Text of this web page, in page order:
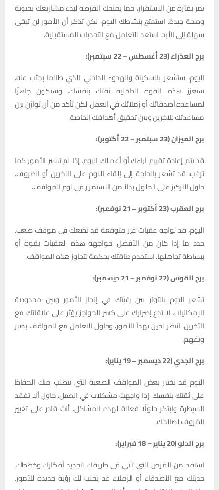
تمر بفترة من الاستقرار، مما يمنحك الفرصة لبدء مشاريعك بحيوية
وصحة جيدة. استمتع بنشاطك اليوم، لكن تذكر أن الأمور لن تبقى
سهلة إلى الأبد. استعد للتعامل مع التحديات المستقبلية.
برج العذراء (23 أغسطس – 22 سبتمبر):
اليوم، ستشعر بالسكينة والهدوء الداخلي الذي طالما بحثت عنه.
ستعزز هذه القوة الداخلية ثقتك بنفسك، وستكون جاهزًا
لمساعدة أصدقائك أو زملائك في العمل. لكن تأكد من أن توازن بين
مساعدتك للآخرين وبين تحقيق أهدافك الخاصة.
برج الميزان (23 سبتمبر – 22 أكتوبر):
قد يتم إعادة تقييم آراءك أو أعمالك اليوم. إذا لم تسير الأمور كما
ترغب، قد تشعر بالحاجة إلى إلقاء اللوم على الآخرين أو الظروف.
حاول التركيز على الحلول بدلاً من الاستمرار في لوم المواقف.
برج العقرب (23 أكتوبر – 21 نوفمبر):
اليوم، قد تواجه عقبات غير متوقعة قد تضعك في موقف صعب.
حدد ما إذا كان من الأفضل مواجهة هذه العقبات بقوة أو
ببساطة تجاهلها. استخدم طاقتك بحكمة لتجاوز هذه المواقف.
برج القوس (22 نوفمبر – 21 ديسمبر):
تشعر اليوم بالتوتر بين رغبتك في إنجاز الأمور وبين محدودية
الإمكانيات. لا تدع إصرارك على كسر الحواجز يؤثر على علاقاتك مع
الآخرين. انتظر لحين تهدأ الأمور، وحاول التعامل مع المواقف بصبر
وتفهم.
برج الجدي (22 ديسمبر – 19 يناير):
اليوم قد تختبر بعض المواقف الصعبة التي تتطلب منك الحفاظ
على ثقتك بنفسك. إذا واجهت مشكلات في العمل، حاول ألا تفقد
السيطرة وابتكر حلولًا فعالة لهذه المشاكل. أنت قادر على تغيير
الظروف لصالحك.
برج الدلو (20 يناير – 18 فبراير):
استفد من الفرص التي تأتي في طريقك لتجديد أفكارك وخططك.
حديثك مع الأصدقاء أو الزملاء قد يجلب لك رؤية جديدة للأمور.